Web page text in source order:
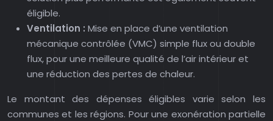
éligible.
Ventilation : Mise en place d’une ventilation
mécanique contrôlée (VMC) simple flux ou double
flux, pour une meilleure qualité de l’air intérieur et
une réduction des pertes de chaleur.
Le montant des dépenses éligibles varie selon les
communes et les régions. Pour une exonération partielle